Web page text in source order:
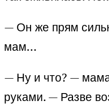
— Он же прям
мам…
— Ну и что? —
руками. — Разве